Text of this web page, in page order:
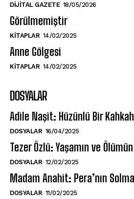
DIJITAL GAZETE 18/05/2026
Görülmemiştir
KITAPLAR 14/02/2025
Anne Gölgesi
KITAPLAR 14/02/2025
DOSYALAR
Adile Naşit: Hüzünlü Bir
DOSYALAR 16/04/2025
Tezer Özlü: Yaşamın ve
DOSYALAR 12/02/2025
Madam Anahit: Pera’nın
DOSYALAR 11/02/2025